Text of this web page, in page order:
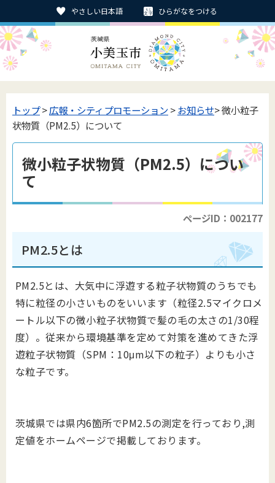
やさしい日本語 ひらがなをつける
トップ>広報・シティプロモーション>お知らせ> 微小粒子
状物質（PM2.5）について
微小粒子状物質（PM2.5）につい
て
ページID：002177
PM2.5とは
PM2.5とは、大気中に浮遊する粒子状物質のうちでも
特に粒径の小さいものをいいます（粒径2.5マイクロメ
ートル以下の微小粒子状物質で髪の毛の太さの1/30程
度）。従来から環境基準を定めて対策を進めてきた浮
遊粒子状物質（SPM：10μm以下の粒子）よりも小さ
な粒子です。
茨城県では県内6箇所でPM2.5の測定を行っており,測
定値をホームページで掲載しております。